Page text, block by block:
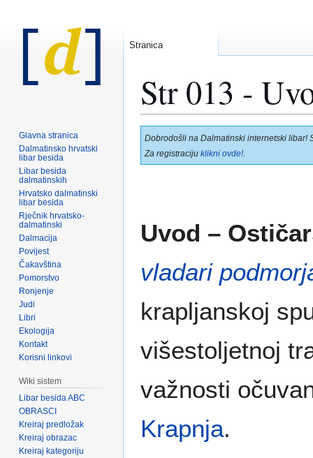
Str 013 -
Prijeđi
na
navigaciju
Prijeđi
na
pretraživanje
Dobrodošli na Dalmatinski internetski libar!
Za registraciju klikni ovde!
Uvod –
vladari
krapljanskoj
višestoljetnoj
važnosti
Krapnja.
Stranica
Glavna stranica
Dalmatinsko hrvatski
libar besida
Libar besida
dalmatinskih
Hrvatsko dalmatinski
libar besida
Rječnik hrvatsko-
dalmatinski
Dalmacija
Povijest
Čakavština
Pomorstvo
Ronjenje
Judi
Libri
Ekologija
Kontakt
Korisni linkovi
Wiki sistem
Libar besida ABC
OBRASCI
Kreiraj predložak
Kreiraj obrazac
Kreiraj kategoriju